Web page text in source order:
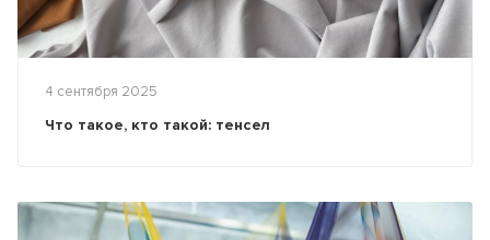
4 сентября 2025
Что такое, кто такой: тенсел